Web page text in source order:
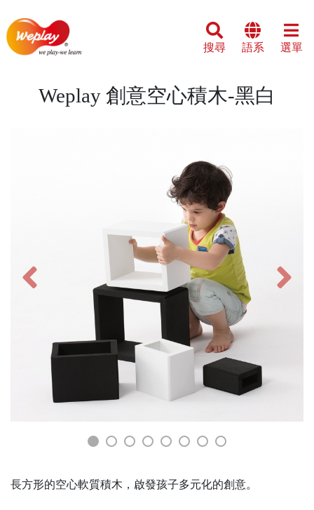
搜尋 語系 選單
Weplay 創意空心積木-黑白
長方形的空心軟質積木，啟發孩子多元化的創意。